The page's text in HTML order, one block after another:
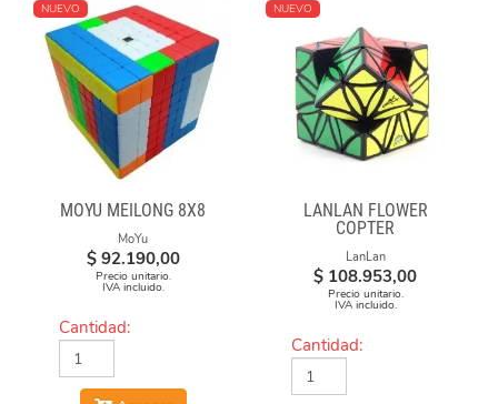
NUEVO
MOYU MEILONG 8X8
MoYu
$ 92.190,00
Precio unitario.
IVA incluido.
Cantidad:
NUEVO
LANLAN FLOWER
COPTER
LanLan
$ 108.953,00
Precio unitario.
IVA incluido.
Cantidad: